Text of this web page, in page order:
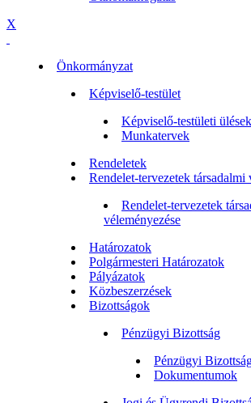
X
Önkormányzat
Képviselő-testület
Képviselő-testületi ülések
Munkatervek
Rendeletek
Rendelet-tervezetek társadalmi
Rendelet-tervezetek
véleményezése
Határozatok
Polgármesteri Határozatok
Pályázatok
Közbeszerzések
Bizottságok
Pénzügyi Bizottság
Pénzügyi
Dokumentumok